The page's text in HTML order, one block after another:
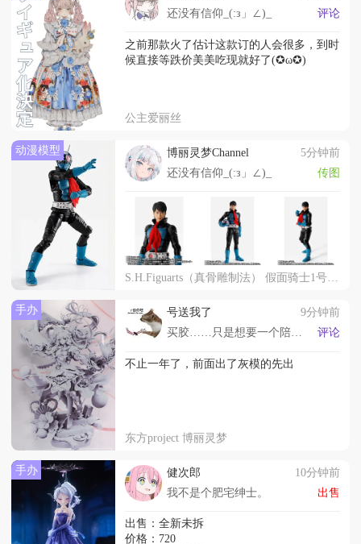
还没有信仰_(:з」∠)_
评论
之前那款火了估计这款订的人会很多，到时
候直接等跌价美美吃现就好了(✪ω✪)
公主爱丽丝
动漫模型 博丽灵梦Channel
5分钟前
还没有信仰_(:з」∠)_
传图
S.H.Figuarts（真骨雕制法） 假面骑士1号／本乡猛（假面骑士 第一章）
手办 号送我了
9分钟前
买胶……只是想要一个陪伴罢了
评论
不止一年了，前面出了灰模的先出
东方project 博丽灵梦
手办 健次郎
10分钟前
我不是个肥宅绅士。
出售
出售：全新未拆
价格：720